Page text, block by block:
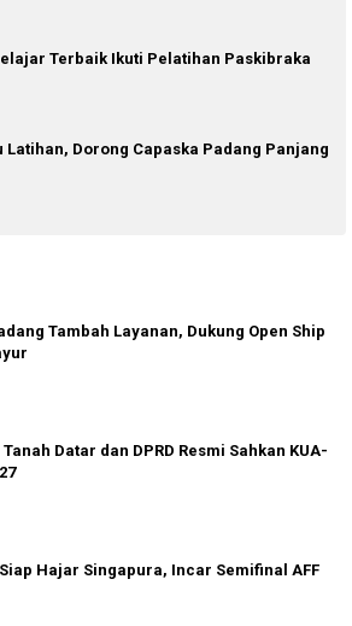
Terbaik Ikuti Pelatihan Paskibraka
Dorong Capaska Padang Panjang
Tambah Layanan, Dukung Open Ship
Datar dan DPRD Resmi Sahkan KUA-
Hajar Singapura, Incar Semifinal AFF